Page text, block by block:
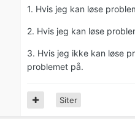
1. Hvis jeg kan løse
2. Hvis jeg kan løse
3. Hvis jeg ikke kan løse
problemet på.
Siter